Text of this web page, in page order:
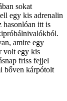
sokat
egy kis adrenalin
hasonlóan itt is
amire egy
volt egy kis
friss fejjel
bőven kárpótolt